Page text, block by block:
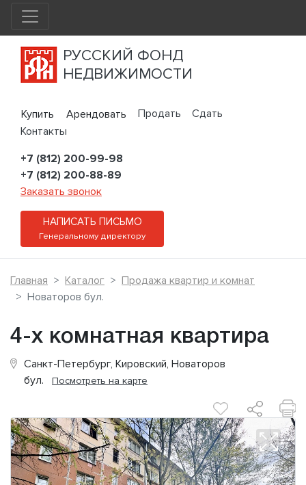
РУССКИЙ ФОНД
НЕДВИЖИМОСТИ
Купить Арендовать Продать
Сдать
Контакты
+7 (812) 200-99-98
+7 (812) 200-88-89
Заказать звонок
НАПИСАТЬ ПИСЬМО
Генеральному директору
Главная Каталог
Продажа квартир и комнат
Новаторов бул.
4-х комнатная квартира
Санкт-Петербург, Кировский, Новаторов
бул. Посмотреть на карте